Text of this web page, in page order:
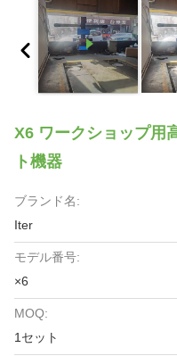
X6 ワークショップ用
ト機器
ブランド名:
Iter
モデル番号:
×6
MOQ:
1セット